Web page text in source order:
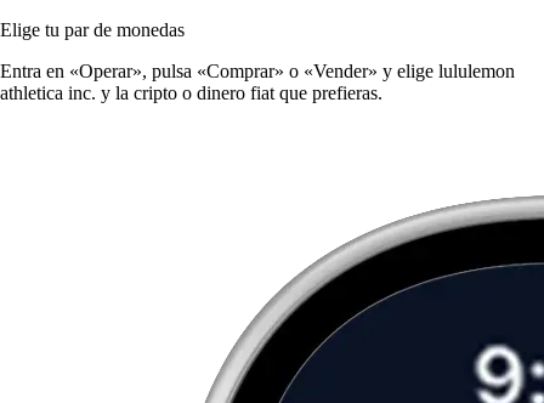
Elige tu par de monedas
Entra en «Operar», pulsa «Comprar» o «Vender» y elige lululemon
athletica inc. y la cripto o dinero fiat que prefieras.